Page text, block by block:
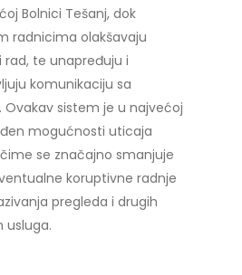
Bolnici Tešanj, dok
radnicima olakšavaju
rad, te unapređuju i
komunikaciju sa
sistem je u najvećoj
mogućnosti uticaja
se značajno smanjuje
koruptivne radnje
pregleda i drugih
usluga.